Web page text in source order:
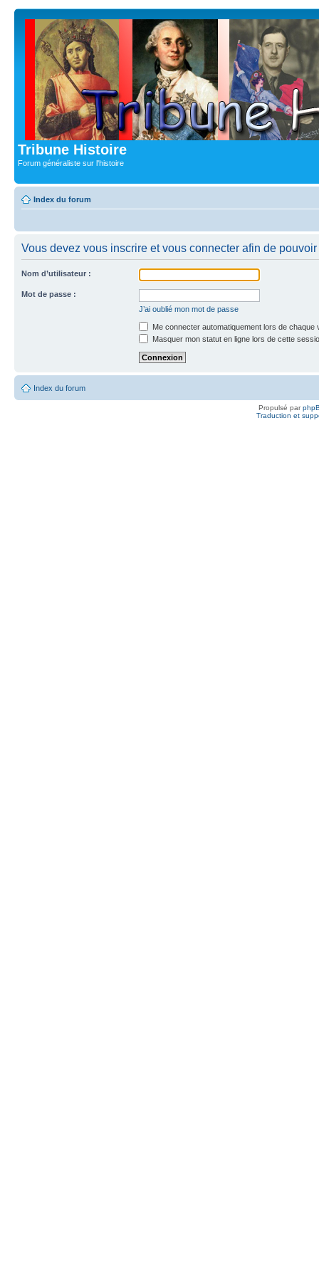
Tribune Histoire
Forum généraliste sur l'histoire
Index du forum
Vous devez vous inscrire et vous connecter afin de
Nom d’utilisateur :
Mot de passe :
J’ai oublié mon mot de passe
Me connecter automatiquement lors de chaque
Masquer mon statut en ligne lors de cette
Index du forum
Propulsé par
Traduction et